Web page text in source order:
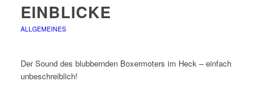
EINBLICKE
ALLGEMEINES
Der Sound des blubbernden Boxermoters im Heck – einfach
unbeschreiblich!